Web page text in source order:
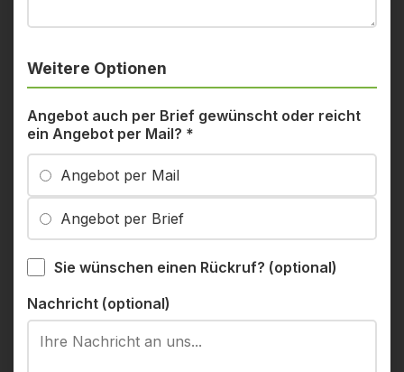
Weitere Optionen
Angebot auch per Brief gewünscht oder reicht
ein Angebot per Mail? *
Angebot per Mail
Angebot per Brief
Sie wünschen einen Rückruf? (optional)
Nachricht (optional)